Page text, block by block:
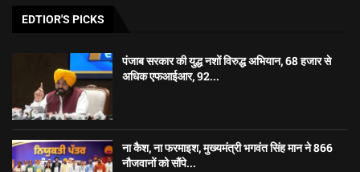
EDTIOR'S PICKS
पंजाब सरकार की युद्ध नशों विरुद्ध अभियान, 68 हजार से
अधिक एफआईआर, 92...
ना कैश, ना फरमाइश, मुख्यमंत्री भगवंत सिंह मान ने 866
नौजवानों को सौंपे...